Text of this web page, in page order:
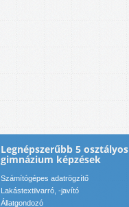
Legnépszerűbb 5 osztályos
gimnázium képzések
Számítógépes adatrögzítő
Lakástextilvarró, -javító
Állatgondozó